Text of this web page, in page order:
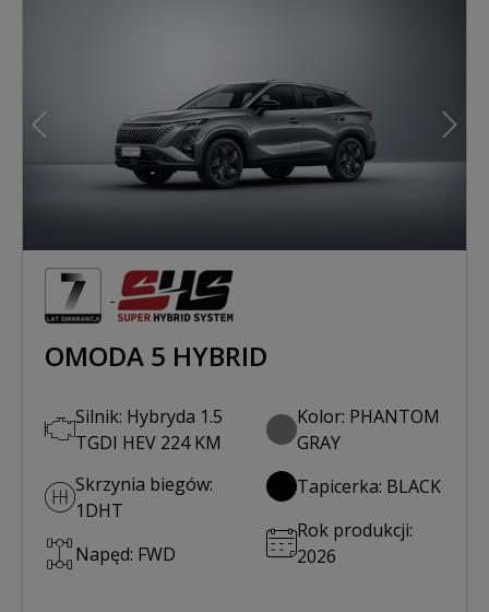
Poprzedni
OMODA 5 HYBRID
Silnik: Hybryda 1.5
TGDI HEV 224 KM
Skrzynia biegów:
1DHT
Napęd: FWD
Kolor: PHANTOM
GRAY
Tapicerka: BLACK
Rok produkcji:
2026